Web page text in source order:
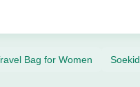
Bag for Women